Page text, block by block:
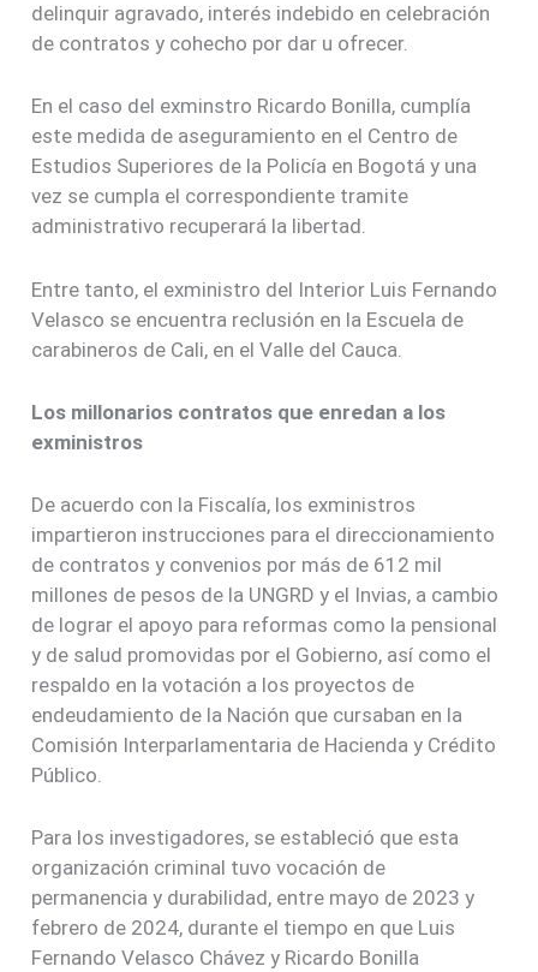
delinquir agravado, interés indebido en celebración
de contratos y cohecho por dar u ofrecer.
En el caso del exminstro Ricardo Bonilla, cumplía
este medida de aseguramiento en el Centro de
Estudios Superiores de la Policía en Bogotá y una
vez se cumpla el correspondiente tramite
administrativo recuperará la libertad.
Entre tanto, el exministro del Interior Luis Fernando
Velasco se encuentra reclusión en la Escuela de
carabineros de Cali, en el Valle del Cauca.
Los millonarios contratos que enredan a los
exministros
De acuerdo con la Fiscalía, los exministros
impartieron instrucciones para el direccionamiento
de contratos y convenios por más de 612 mil
millones de pesos de la UNGRD y el Invias, a cambio
de lograr el apoyo para reformas como la pensional
y de salud promovidas por el Gobierno, así como el
respaldo en la votación a los proyectos de
endeudamiento de la Nación que cursaban en la
Comisión Interparlamentaria de Hacienda y Crédito
Público.
Para los investigadores, se estableció que esta
organización criminal tuvo vocación de
permanencia y durabilidad, entre mayo de 2023 y
febrero de 2024, durante el tiempo en que Luis
Fernando Velasco Chávez y Ricardo Bonilla